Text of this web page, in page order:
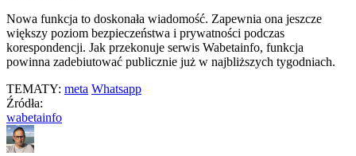
Nowa funkcja to doskonała wiadomość. Zapewnia ona jeszcze
większy poziom bezpieczeństwa i prywatności podczas
korespondencji. Jak przekonuje serwis Wabetainfo, funkcja
powinna zadebiutować publicznie już w najbliższych tygodniach.
TEMATY: meta Whatsapp
Źródła:
wabetainfo